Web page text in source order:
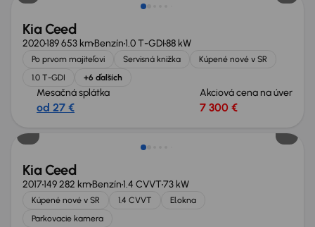
Kia Ceed
2020189 653 kmBenzín1.0 T-GDI88 kW
Po prvom majiteľovi Servisná knižka
Kúpené nové v SR
1.0 T-GDI
+6 ďalších
Mesačná splátka
od 27 €
Akciová cena na úver
7 300 €
Kia Ceed
2017149 282 kmBenzín1.4 CVVT73 kW
Kúpené nové v SR 1.4 CVVT
El.okna
Parkovacie kamera